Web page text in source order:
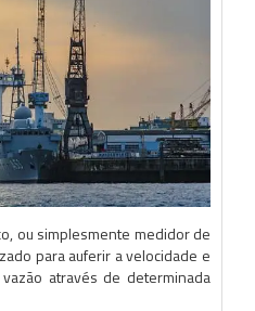
ou simplesmente medidor de
para auferir a velocidade e
através de determinada